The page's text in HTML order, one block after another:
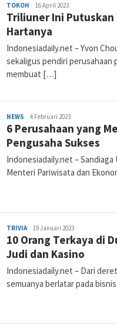
TOKOH Admin
Indonesiadaily
16 April 2023
Triliuner Ini Putuskan
Hartanya
Indonesiadaily.net – Yvon
sekaligus pendiri perusahaan
membuat […]
NEWS Admin
Indonesiadaily
4 Februari 2023
6 Perusahaan yang
Pengusaha Sukses
Indonesiadaily.net –
Menteri Pariwisata dan
TRIVIAAdmin
Indonesiadaily
19 Januari 2023
10 Orang Terkaya di
Judi dan Kasino
Indonesiadaily.net – Dari
semuanya berlatar pada